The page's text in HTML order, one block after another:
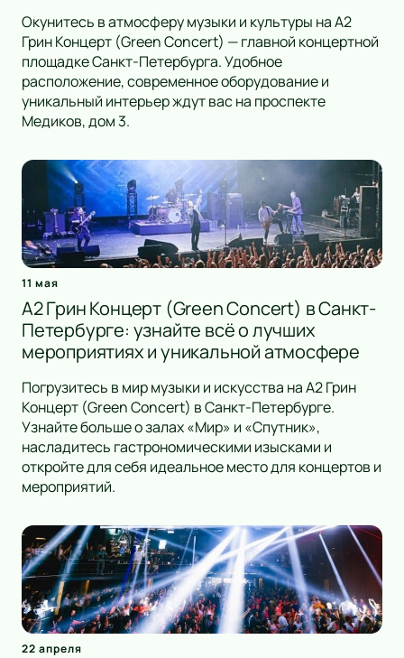
Окунитесь в атмосферу музыки и культуры на A2
Грин Концерт (Green Concert) — главной концертной
площадке Санкт-Петербурга. Удобное
расположение, современное оборудование и
уникальный интерьер ждут вас на проспекте
Медиков, дом 3.
11 мая
А2 Грин Концерт (Green Concert) в Санкт-
Петербурге: узнайте всё о лучших
мероприятиях и уникальной атмосфере
Погрузитесь в мир музыки и искусства на А2 Грин
Концерт (Green Concert) в Санкт-Петербурге.
Узнайте больше о залах «Мир» и «Спутник»,
насладитесь гастрономическими изысками и
откройте для себя идеальное место для концертов и
мероприятий.
22 апреля